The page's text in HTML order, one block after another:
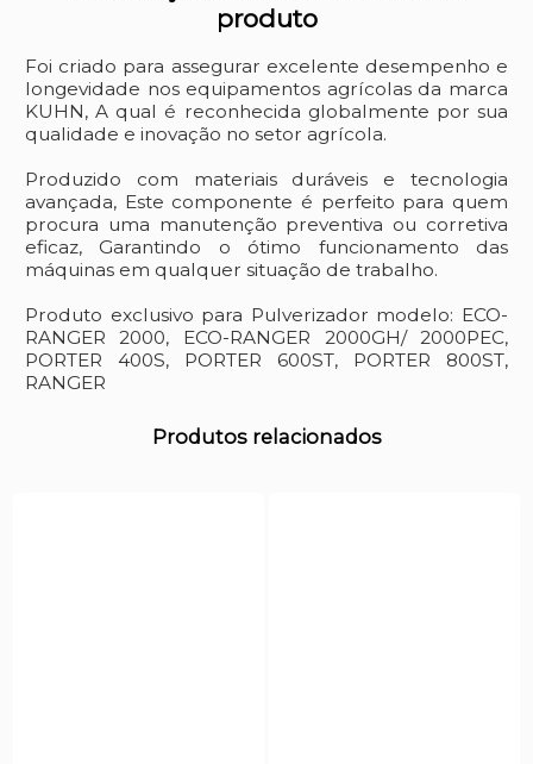
produto
Foi criado para assegurar excelente desempenho e
longevidade nos equipamentos agrícolas da marca
KUHN, A qual é reconhecida globalmente por sua
qualidade e inovação no setor agrícola.
Produzido com materiais duráveis e tecnologia
avançada, Este componente é perfeito para quem
procura uma manutenção preventiva ou corretiva
eficaz, Garantindo o ótimo funcionamento das
máquinas em qualquer situação de trabalho.
Produto exclusivo para Pulverizador modelo: ECO-
RANGER 2000, ECO-RANGER 2000GH/ 2000PEC,
PORTER 400S, PORTER 600ST, PORTER 800ST,
RANGER
Produtos relacionados